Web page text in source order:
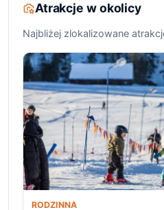
Atrakcje w okolicy
Najbliżej zlokalizowane
RODZINNA